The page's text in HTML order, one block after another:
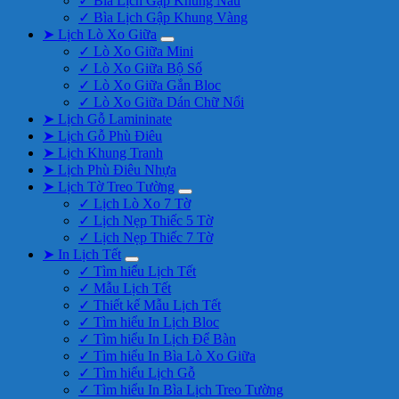
✓ Bìa Lịch Gập Khung Vàng
➤ Lịch Lò Xo Giữa
✓ Lò Xo Giữa Mini
✓ Lò Xo Giữa Bộ Số
✓ Lò Xo Giữa Gắn Bloc
✓ Lò Xo Giữa Dán Chữ Nổi
➤ Lịch Gỗ Lamininate
➤ Lịch Gỗ Phù Điêu
➤ Lịch Khung Tranh
➤ Lịch Phù Điêu Nhựa
➤ Lịch Tờ Treo Tường
✓ Lịch Lò Xo 7 Tờ
✓ Lịch Nẹp Thiếc 5 Tờ
✓ Lịch Nẹp Thiếc 7 Tờ
➤ In Lịch Tết
✓ Tìm hiểu Lịch Tết
✓ Mẫu Lịch Tết
✓ Thiết kế Mẫu Lịch Tết
✓ Tìm hiểu In Lịch Bloc
✓ Tìm hiểu In Lịch Để Bàn
✓ Tìm hiểu In Bìa Lò Xo Giữa
✓ Tìm hiểu Lịch Gỗ
✓ Tìm hiểu In Bìa Lịch Treo Tường